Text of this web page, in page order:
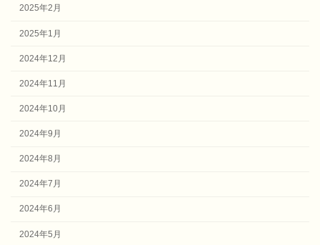
2025年2月
2025年1月
2024年12月
2024年11月
2024年10月
2024年9月
2024年8月
2024年7月
2024年6月
2024年5月